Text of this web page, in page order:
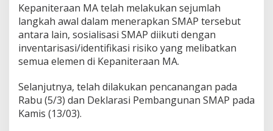
Kepaniteraan MA telah melakukan sejumlah
langkah awal dalam menerapkan SMAP tersebut
antara lain, sosialisasi SMAP diikuti dengan
inventarisasi/identifikasi risiko yang melibatkan
semua elemen di Kepaniteraan MA.
Selanjutnya, telah dilakukan pencanangan pada
Rabu (5/3) dan Deklarasi Pembangunan SMAP pada
Kamis (13/03).